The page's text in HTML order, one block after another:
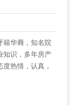
籍华裔，知名院
知识，多年房产
热情，认真，